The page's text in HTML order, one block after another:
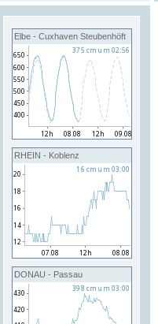
Elbe - Cuxhaven Steubenhöft
RHEIN - Koblenz
DONAU - Passau